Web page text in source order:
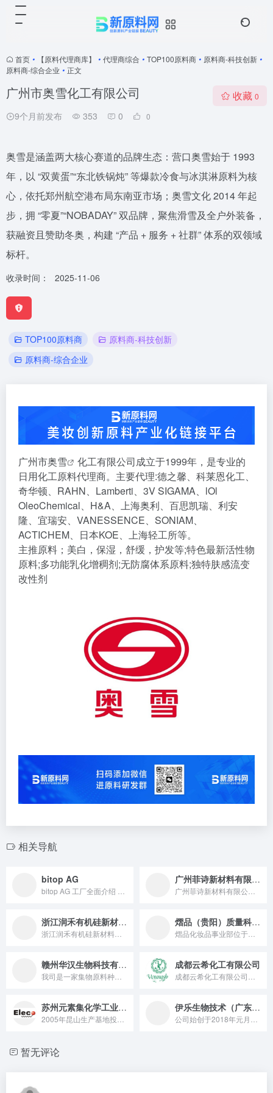
首页 • 【原料代理商库】 • 代理商综合 • TOP100原料商 • 原料商-科技创新 •
原料商-综合企业 • 正文
广州市奥雪化工有限公司
9个月前发布 353 0 0
收藏 0
奥雪是涵盖两大核心赛道的品牌生态：营口奥雪始于 1993
年，以 “双黄蛋”“东北铁锅炖” 等爆款冷食与冰淇淋原料为核
心，依托郑州航空港布局东南亚市场；奥雪文化 2014 年起
步，拥 “零夏”“NOBADAY” 双品牌，聚焦滑雪及全户外装备，
获融资且赞助冬奥，构建 “产品 + 服务 + 社群” 体系的双领域
标杆。
收录时间： 2025-11-06
TOP100原料商
原料商-科技创新
原料商-综合企业
广州市奥雪
化工有限公司成立于1999年，是专业的
日用化工原料代理商。主要代理:德之馨、科莱恩化工、
奇华顿、RAHN、Lamberti、3V SIGAMA、lOl
OleoChemical、H&A、上海奥利、百思凯瑞、利安
隆、宜瑞安、VANESSENCE、SONIAM、
ACTICHEM、日本KOE、上海轻工所等。
主推原料；美白，保湿，舒缓，护发等;特色最新活性物
原料;多功能乳化增稠剂;无防腐体系原料;独特肤感流变
改性剂
相关导航
bitop AG 广州菲诗新材料有限公司
浙江润禾有机硅新材料有限公司 熠品（贵阳）质量科技有限公司
赣州华汉生物科技有限公司 成都云希化工有限公司
苏州元素集化学工业有限公司 伊乐生物技术（广东）有限公司
暂无评论